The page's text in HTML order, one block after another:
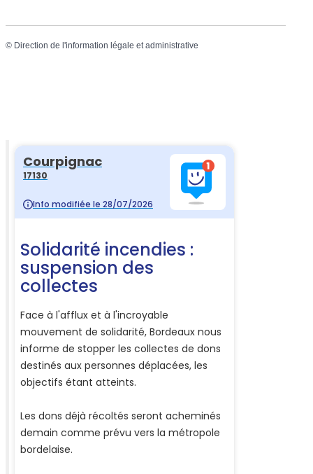
© Direction de l'information légale et administrative